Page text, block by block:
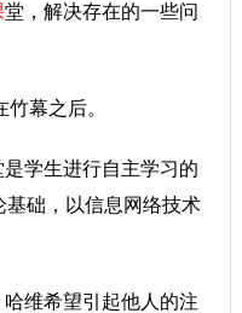
堂，解决存在的一些问
幕之后。
是学生进行自主学习的
础，以信息网络技术
维希望引起他人的注